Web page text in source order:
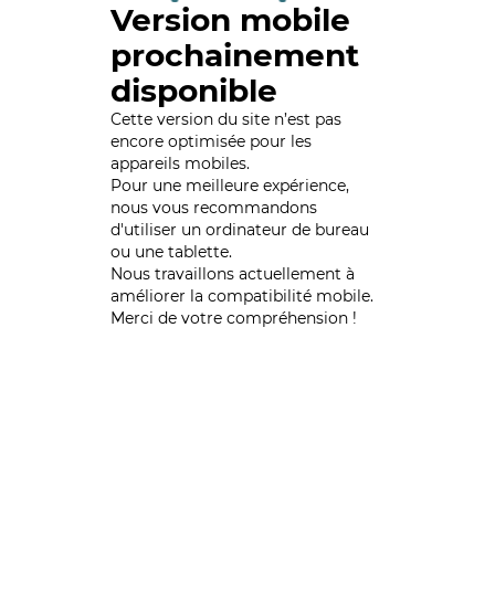
Version mobile
prochainement
disponible
Cette version du site n’est pas
encore optimisée pour les
appareils mobiles.
Pour une meilleure expérience,
nous vous recommandons
d'utiliser un ordinateur de bureau
ou une tablette.
Nous travaillons actuellement à
améliorer la compatibilité mobile.
Merci de votre compréhension !